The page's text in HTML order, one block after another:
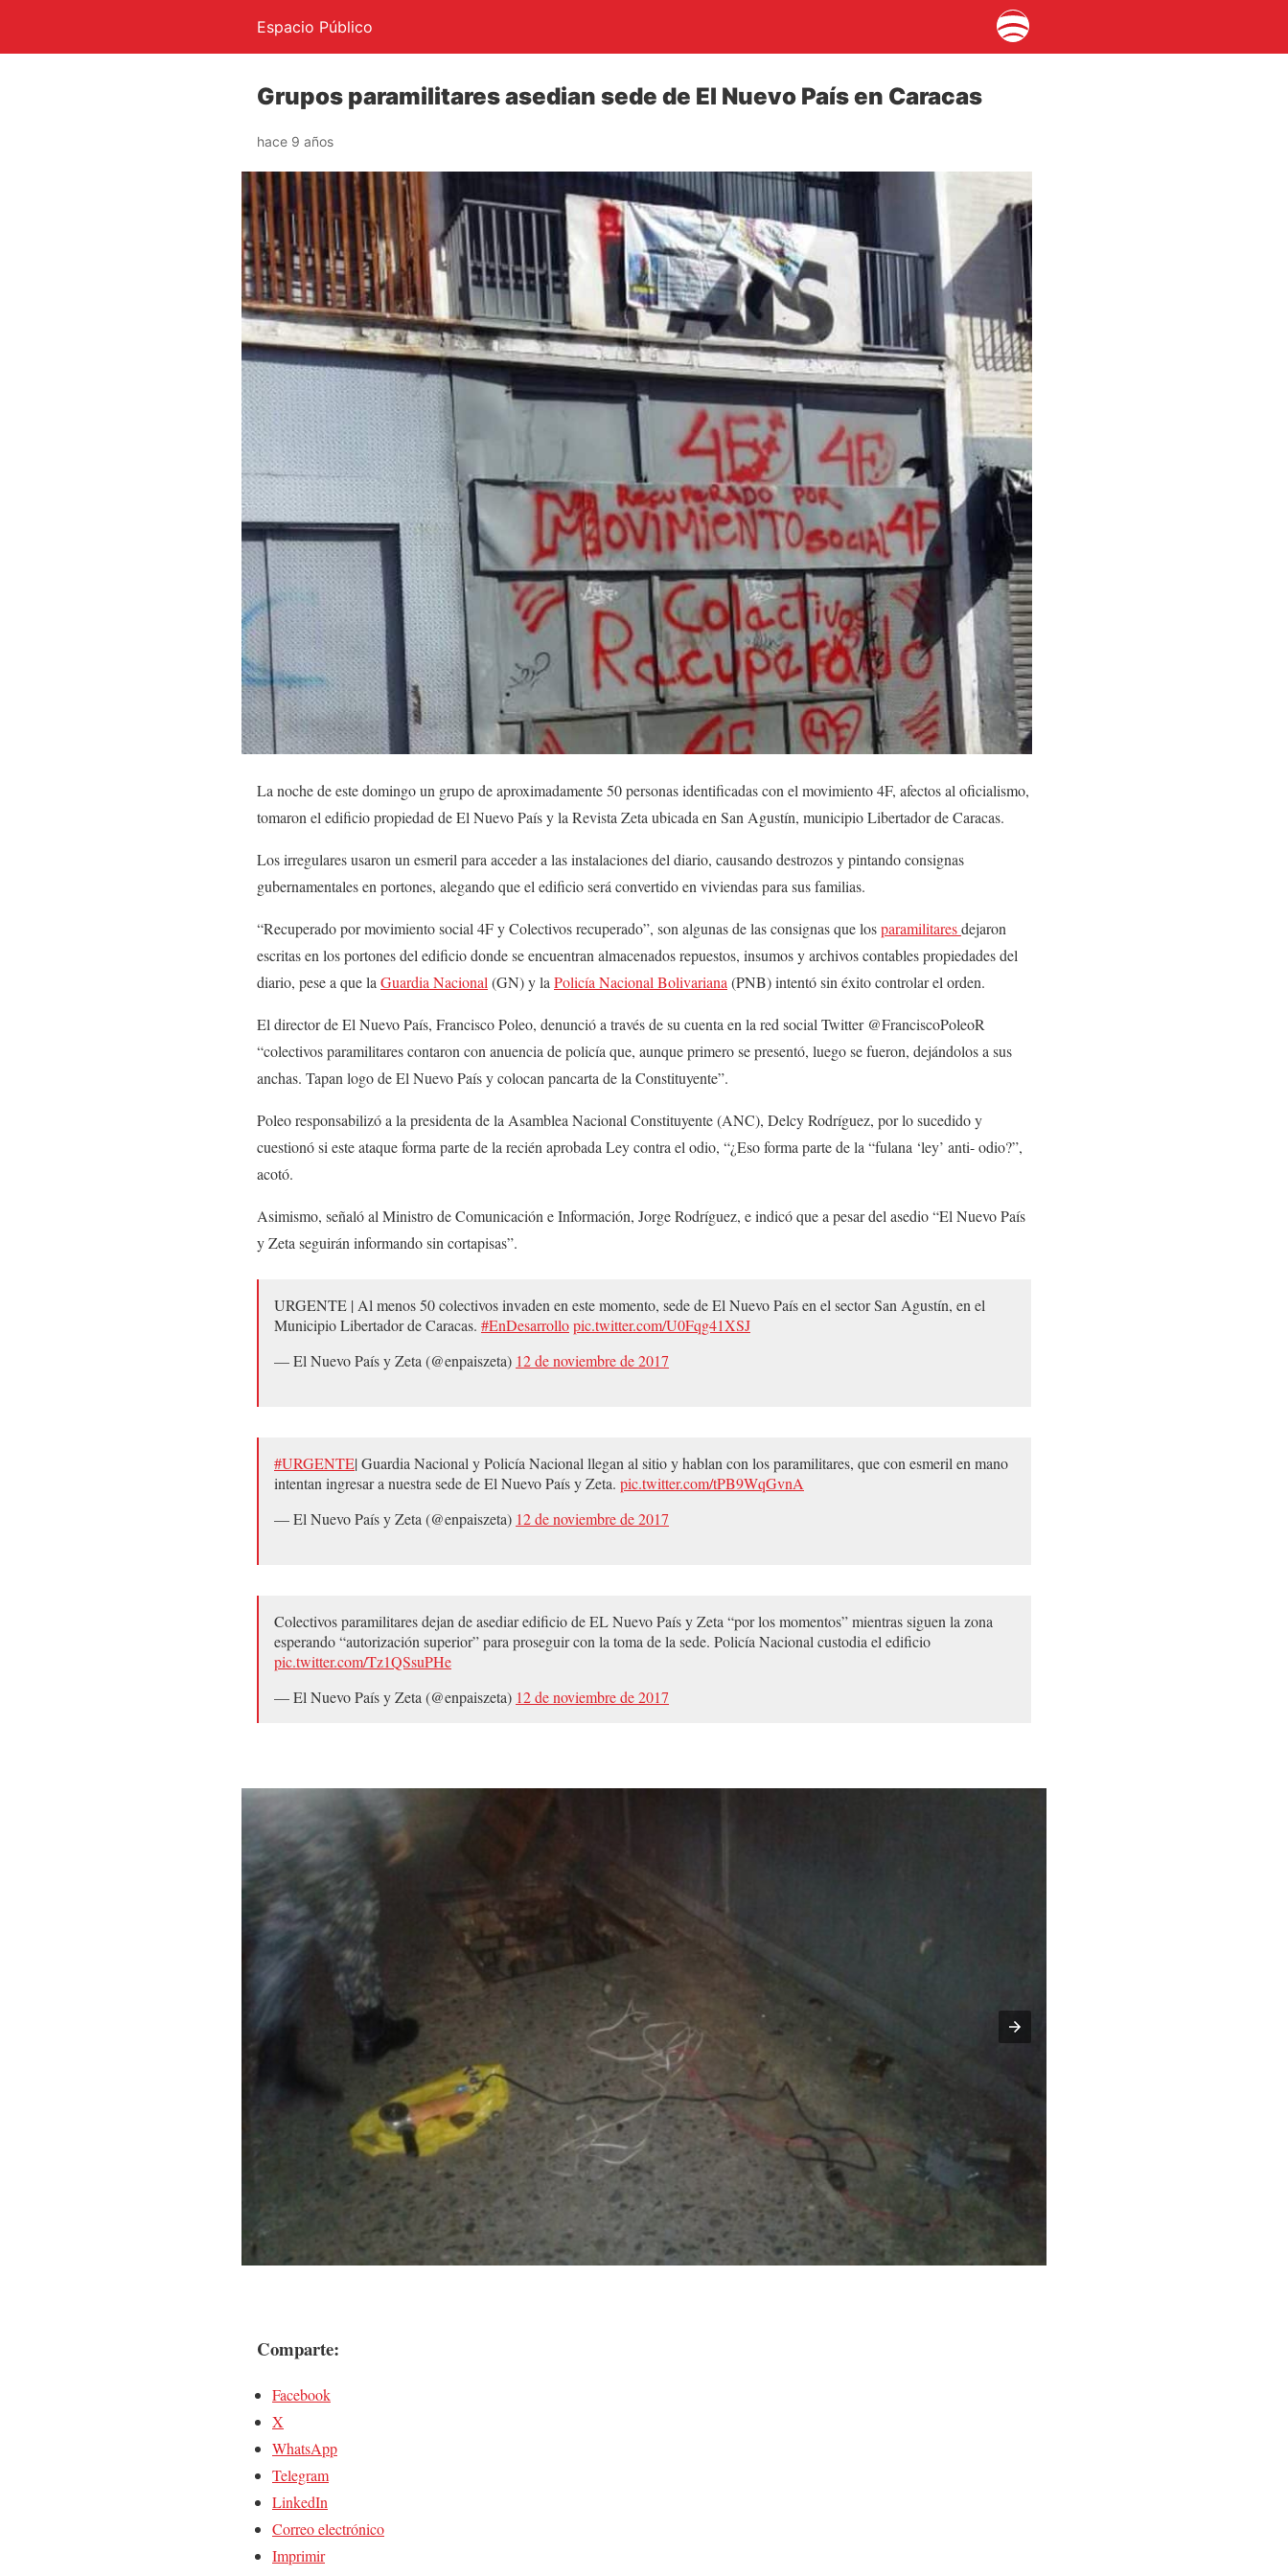
Espacio Público
Grupos paramilitares asedian sede de El Nuevo País en Caracas
hace 9 años
La noche de este domingo un grupo de aproximadamente 50 personas identificadas con el movimiento 4F, afectos al oficialismo,
tomaron el edificio propiedad de El Nuevo País y la Revista Zeta ubicada en San Agustín, municipio Libertador de Caracas.
Los irregulares usaron un esmeril para acceder a las instalaciones del diario, causando destrozos y pintando consignas
gubernamentales en portones, alegando que el edificio será convertido en viviendas para sus familias.
“Recuperado por movimiento social 4F y Colectivos recuperado”, son algunas de las consignas que losparamilitaresdejaron
escritas en los portones del edificio donde se encuentran almacenados repuestos, insumos y archivos contables propiedades del
diario, pese a que la Guardia Nacional (GN) y la Policía Nacional Bolivariana (PNB) intentó sin éxito controlar el orden.
El director de El Nuevo País, Francisco Poleo, denunció a través de su cuenta en la red social Twitter @FranciscoPoleoR
“colectivos paramilitares contaron con anuencia de policía que, aunque primero se presentó, luego se fueron, dejándolos a sus
anchas. Tapan logo de El Nuevo País y colocan pancarta de la Constituyente”.
Poleo responsabilizó a la presidenta de la Asamblea Nacional Constituyente (ANC), Delcy Rodríguez, por lo sucedido y
cuestionó si este ataque forma parte de la recién aprobada Ley contra el odio, “¿Eso forma parte de la “fulana ‘ley’ anti- odio?”,
acotó.
Asimismo, señaló al Ministro de Comunicación e Información, Jorge Rodríguez, e indicó que a pesar del asedio “El Nuevo País
y Zeta seguirán informando sin cortapisas”.
URGENTE | Al menos 50 colectivos invaden en este momento, sede de El Nuevo País en el sector San Agustín, en el
Municipio Libertador de Caracas. #EnDesarrollopic.twitter.com/U0Fqg41XSJ
— El Nuevo País y Zeta (@enpaiszeta) 12 de noviembre de 2017
#URGENTE| Guardia Nacional y Policía Nacional llegan al sitio y hablan con los paramilitares, que con esmeril en mano
intentan ingresar a nuestra sede de El Nuevo País y Zeta. pic.twitter.com/tPB9WqGvnA
— El Nuevo País y Zeta (@enpaiszeta) 12 de noviembre de 2017
Colectivos paramilitares dejan de asediar edificio de EL Nuevo País y Zeta “por los momentos” mientras siguen la zona
esperando “autorización superior” para proseguir con la toma de la sede. Policía Nacional custodia el edificio
pic.twitter.com/Tz1QSsuPHe
— El Nuevo País y Zeta (@enpaiszeta) 12 de noviembre de 2017
Comparte:
Facebook
X
WhatsApp
Telegram
LinkedIn
Correo electrónico
Imprimir